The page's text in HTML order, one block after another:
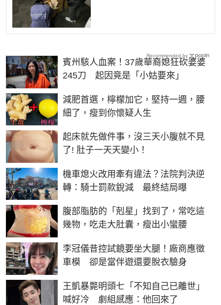
賓州駭人血案！37歲華裔媳狂砍婆婆
245刀 起因竟是「小姑要來」
減肥首選，檸檬加它，堅持一週，腰
細了，瘦到你懷疑人生
PR
起床就先做件事，沒三天小腹就不見
了! 肚子一天天變小！
PR
機車熄火改用牽有違法？法院判決逆
轉：騎士罰款銳減 最終結局曝
腹部脂肪的「剋星」找到了，常吃這
幾物，吃走大肚囊，瘦出小蠻腰
PR
李冠儀昔控試鏡要坐大腿！廠商應徵
車模 卻是當伴遊還要脫衣驗身
王凱暴斃明頭七「不知自己已離世」
喊好冷 劇組感應：他回來了
Recommended by